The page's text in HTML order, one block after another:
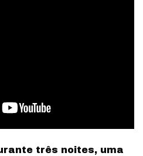
três noites, uma